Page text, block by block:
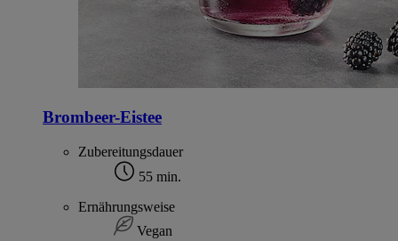
Brombeer-Eistee
Zubereitungsdauer
55 min.
Ernährungsweise
Vegan